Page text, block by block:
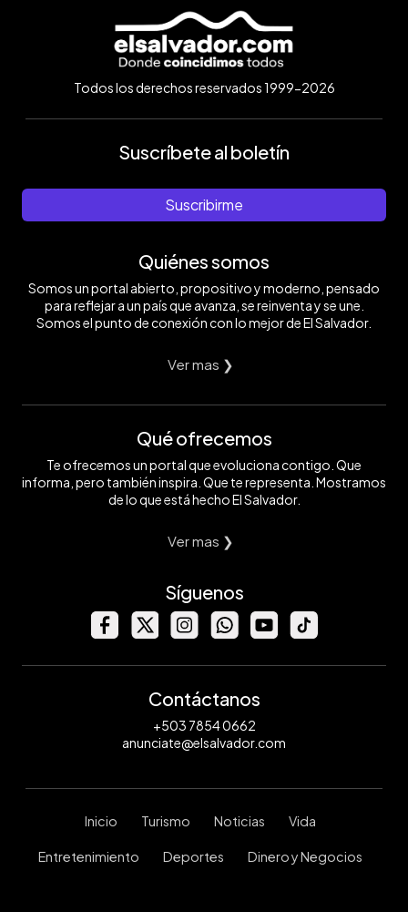
Todos los derechos reservados 1999-2026
Suscríbete al boletín
Suscribirme
Quiénes somos
Somos un portal abierto, propositivo y moderno, pensado
para reflejar a un país que avanza, se reinventa y se une.
Somos el punto de conexión con lo mejor de El Salvador.
Ver mas ❯
Qué ofrecemos
Te ofrecemos un portal que evoluciona contigo. Que
informa, pero también inspira. Que te representa. Mostramos
de lo que está hecho El Salvador.
Ver mas ❯
Síguenos
Contáctanos
+503 7854 0662
anunciate@elsalvador.com
Inicio Turismo Noticias Vida
Entretenimiento Deportes Dinero y Negocios